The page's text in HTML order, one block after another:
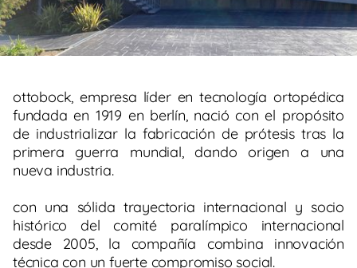
ottobock, empresa líder en tecnología ortopédica
fundada en 1919 en berlín, nació con el propósito
de industrializar la fabricación de prótesis tras la
primera guerra mundial, dando origen a una
nueva industria.
con una sólida trayectoria internacional y socio
histórico del comité paralímpico internacional
desde 2005, la compañía combina innovación
técnica con un fuerte compromiso social.